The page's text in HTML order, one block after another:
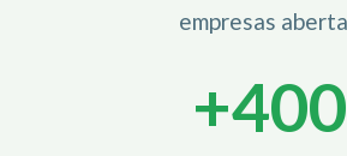
empresas
+400